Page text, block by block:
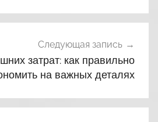
Следующая запись
затрат: как правильно
на важных деталях